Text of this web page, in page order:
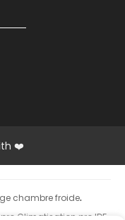
❤️
chambre froide·
Climatisation pro IDF